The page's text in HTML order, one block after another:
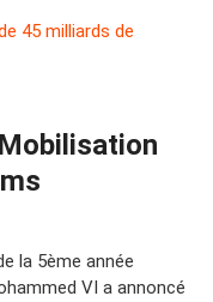
la 5ème année
VI a annoncé